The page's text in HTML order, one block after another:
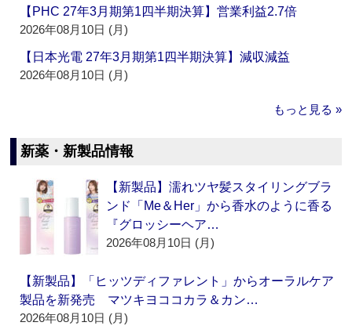
【PHC 27年3月期第1四半期決算】営業利益2.7倍
2026年08月10日 (月)
【日本光電 27年3月期第1四半期決算】減収減益
2026年08月10日 (月)
もっと見る »
新薬・新製品情報
【新製品】濡れツヤ髪スタイリングブラ
ンド「Me＆Her」から香水のように香る
『グロッシーヘア…
2026年08月10日 (月)
【新製品】「ヒッツディファレント」からオーラルケア
製品を新発売 マツキヨココカラ＆カン…
2026年08月10日 (月)